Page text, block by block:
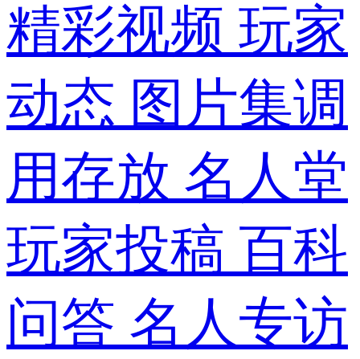
精彩视频 玩家
动态 图片集调
用存放 名人堂
玩家投稿 百科
问答 名人专访